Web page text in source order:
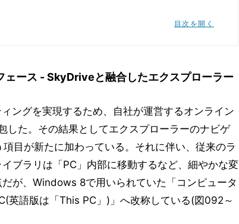
ス - SkyDriveと融合したエクスプローラー
- 新たに加わったWindowsストアアプリ
- OSの仕様変更で改良されたアプリ群
11 - Internet Explorer 11で変わるWebブラウズ環境
- タッチ機能を強化したInternet Explorer 11
- Windows 8.1がサポートするデバイス群
般 - Windows 8.1で変更されたコントロールパネル
目次を開く
ース - SkyDriveと融合したエクスプローラー
ングを実現するため、自社が運営するオンライン
した。その結果としてエクスプローラーのナビゲ
目が新たに加わっている。それに伴い、従来のラ
ブラリは「PC」内部に移動するなど、細やかな変
が、Windows 8で用いられていた「コンピュータ
英語版は「This PC」)」へ改称している(図092～